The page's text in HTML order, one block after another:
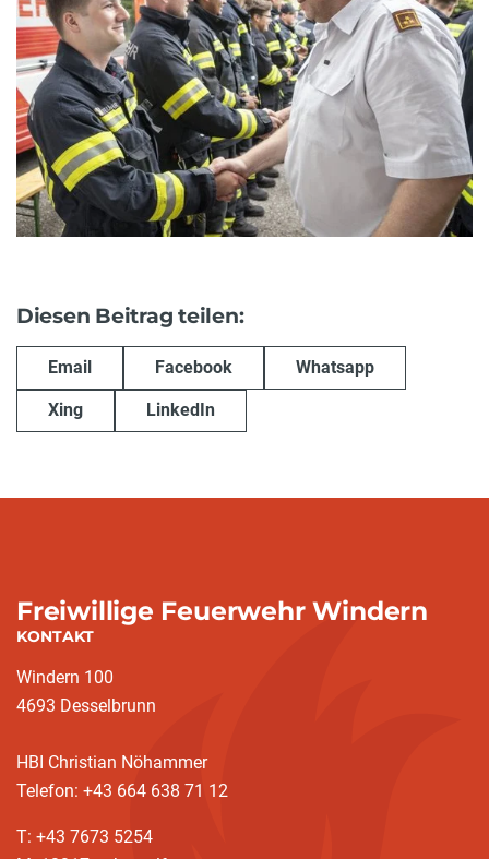
Diesen Beitrag teilen:
Email Facebook Whatsapp
Xing LinkedIn
Freiwillige Feuerwehr Windern
KONTAKT
Windern 100
4693 Desselbrunn
HBI Christian Nöhammer
Telefon: +43 664 638 71 12
T: +43 7673 5254